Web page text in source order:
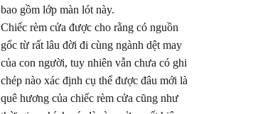
bao gồm lớp màn lót này.
Chiếc rèm cửa được cho rằng có nguồn
gốc từ rất lâu đời đi cùng ngành dệt may
của con người, tuy nhiên vẫn chưa có ghi
chép nào xác định cụ thể được đâu mới là
quê hương của chiếc rèm cửa cũng như